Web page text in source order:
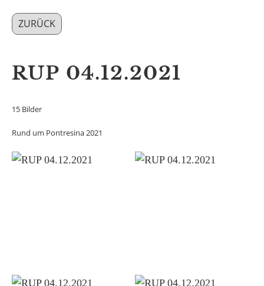
ZURÜCK
RUP 04.12.2021
15 Bilder
Rund um Pontresina 2021